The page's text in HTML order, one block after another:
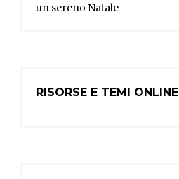
un sereno Natale
RISORSE E TEMI ONLINE